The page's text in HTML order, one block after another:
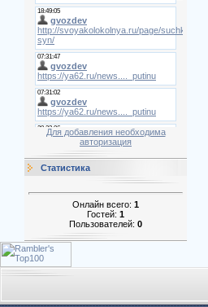
Для добавления необходима
авторизация
Статистика
Онлайн всего: 1
Гостей: 1
Пользователей: 0